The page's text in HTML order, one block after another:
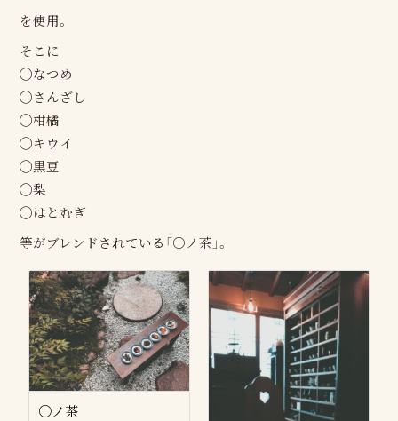
を使用。
そこに
◯なつめ
◯さんざし
◯柑橘
◯キウイ
◯黒豆
◯梨
◯はとむぎ
等がブレンドされている「○ノ茶」。
○ノ茶